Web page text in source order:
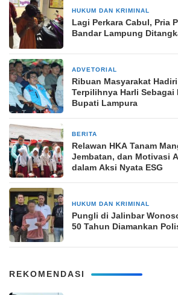
HUKUM DAN KRIMINAL
Lagi Perkara Cabul, Pria
Bandar Lampung
ADVETORIAL
Ribuan Masyarakat
Terpilihnya Harli Sebagai
Bupati Lampura
BERITA
Relawan HKA Tanam
Jembatan, dan Motivasi
dalam Aksi Nyata ESG
HUKUM DAN KRIMINAL
Pungli di Jalinbar
50 Tahun Diamankan
REKOMENDASI